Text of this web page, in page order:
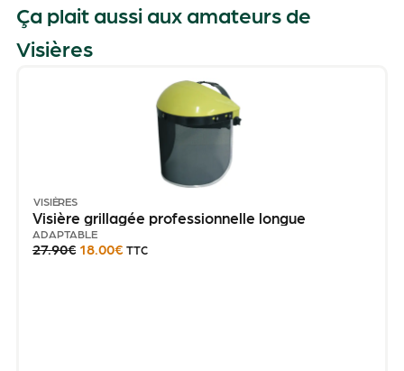
Ça plait aussi aux amateurs de
Visières
VISIÈRES
Visière grillagée professionnelle longue
ADAPTABLE
27.90€ 18.00€ TTC